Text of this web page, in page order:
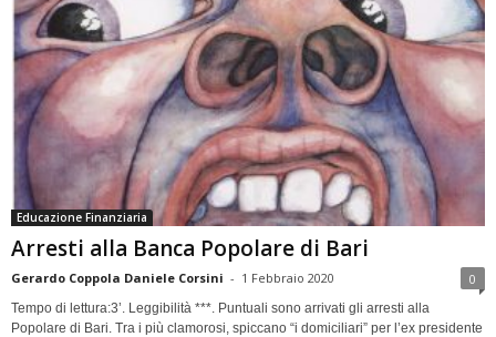
Educazione Finanziaria
Arresti alla Banca Popolare di Bari
Gerardo Coppola Daniele Corsini - 1 Febbraio 2020 0
Tempo di lettura:3’. Leggibilità ***. Puntuali sono arrivati gli arresti alla
Popolare di Bari. Tra i più clamorosi, spiccano “i domiciliari” per l’ex presidente